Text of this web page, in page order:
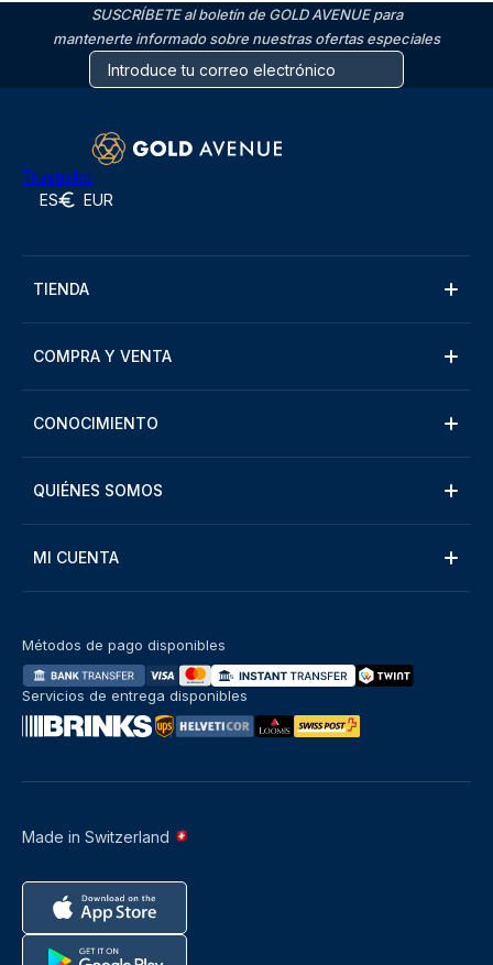
SUSCRÍBETE al boletín de GOLD AVENUE para
mantenerte informado sobre nuestras ofertas especiales
Trustpilot
ES EUR
TIENDA
COMPRA Y VENTA
CONOCIMIENTO
QUIÉNES SOMOS
MI CUENTA
Made in Switzerland
Métodos de pago disponibles
Servicios de entrega disponibles